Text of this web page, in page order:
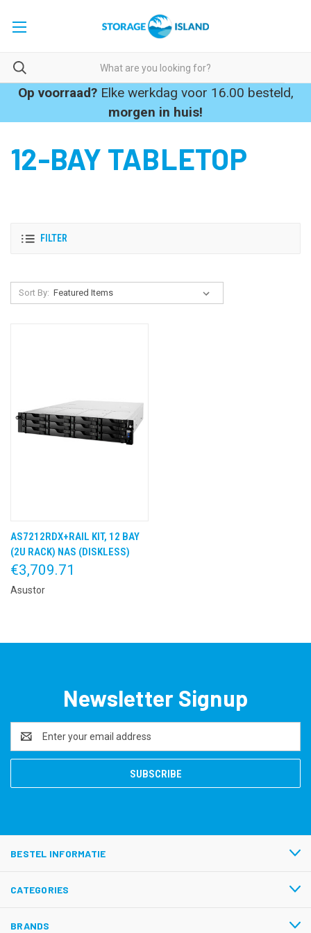
Op voorraad?Elke werkdag voor 16.00 besteld,
morgen in huis!
12-BAY TABLETOP
FILTER
Sort By:
AS7212RDX+RAIL KIT, 12 BAY
(2U RACK) NAS (DISKLESS)
€3,709.71
Asustor
Newsletter Signup
Address
BESTEL INFORMATIE
CATEGORIES
BRANDS